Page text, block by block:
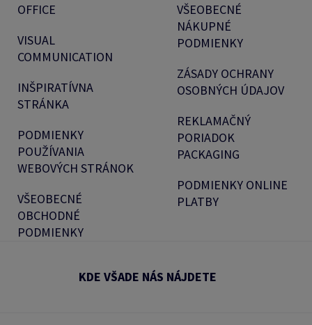
OFFICE
VISUAL
COMMUNICATION
INŠPIRATÍVNA
STRÁNKA
PODMIENKY
POUŽÍVANIA
WEBOVÝCH STRÁNOK
VŠEOBECNÉ
OBCHODNÉ
PODMIENKY
VŠEOBECNÉ
NÁKUPNÉ
PODMIENKY
ZÁSADY OCHRANY
OSOBNÝCH ÚDAJOV
REKLAMAČNÝ
PORIADOK
PACKAGING
PODMIENKY ONLINE
PLATBY
KDE VŠADE NÁS NÁJDETE